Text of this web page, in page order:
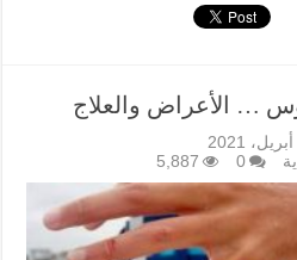
… الأعراض والعلاج
0
5,887